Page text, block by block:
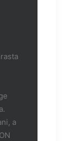
a